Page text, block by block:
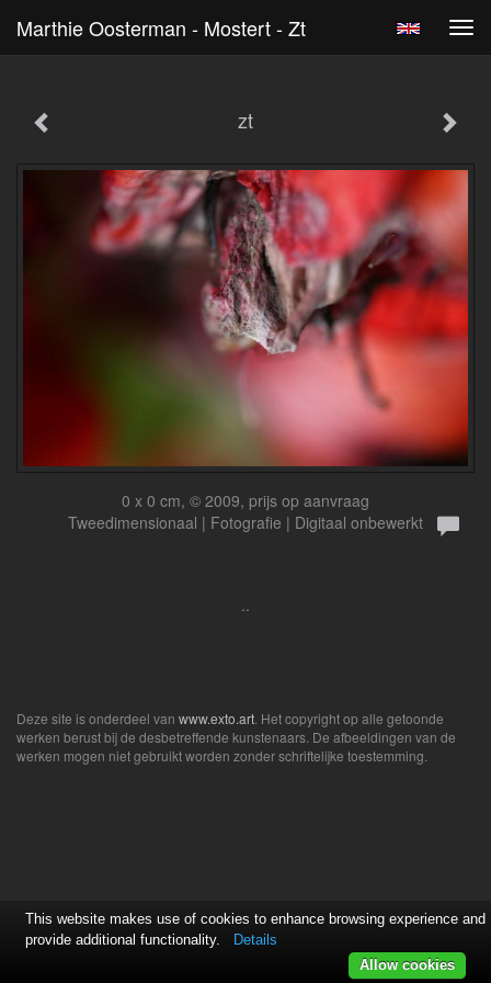
Marthie Oosterman - Mostert - Zt
zt
0 x 0 cm, © 2009, prijs op aanvraag
Tweedimensionaal | Fotografie | Digitaal onbewerkt
..
Deze site is onderdeel van www.exto.art. Het copyright op alle getoonde
werken berust bij de desbetreffende kunstenaars. De afbeeldingen van de
werken mogen niet gebruikt worden zonder schriftelijke toestemming.
This website makes use of cookies to enhance browsing experience and
provide additional functionality.
Details
Allow cookies